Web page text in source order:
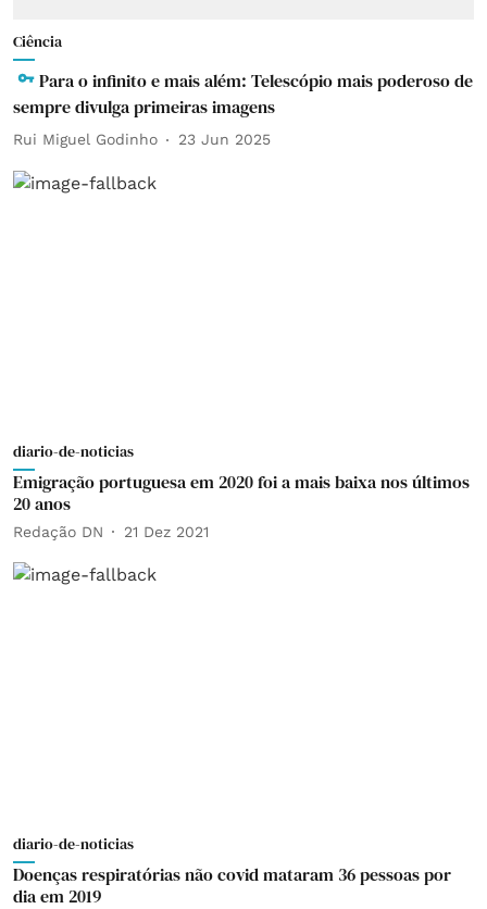
Ciência
Para o infinito e mais além: Telescópio mais poderoso de
sempre divulga primeiras imagens
Rui Miguel Godinho 23 Jun 2025
diario-de-noticias
Emigração portuguesa em 2020 foi a mais baixa nos últimos
20 anos
Redação DN 21 Dez 2021
diario-de-noticias
Doenças respiratórias não covid mataram 36 pessoas por
dia em 2019